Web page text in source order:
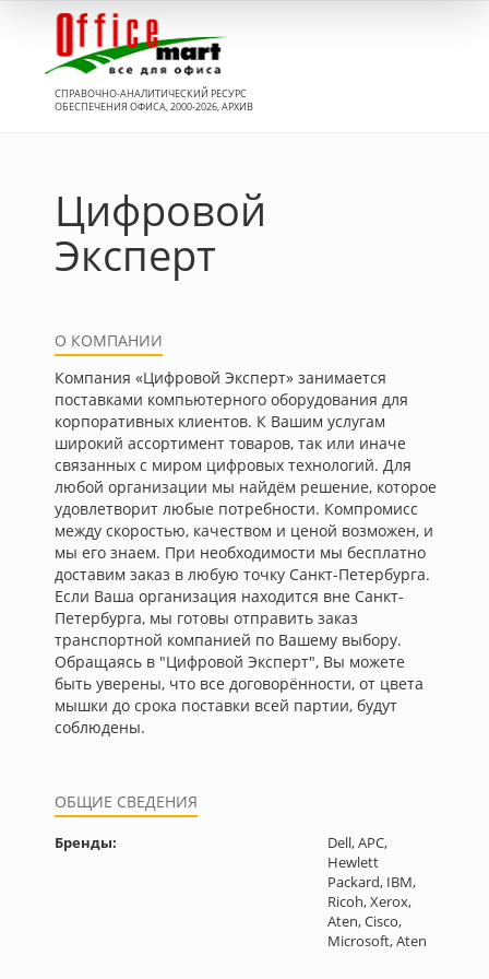
СПРАВОЧНО-АНАЛИТИЧЕСКИЙ РЕСУРС
ОБЕСПЕЧЕНИЯ ОФИСА, 2000-2026, АРХИВ
Цифровой
Эксперт
О КОМПАНИИ
Компания «Цифровой Эксперт» занимается
поставками компьютерного оборудования для
корпоративных клиентов. К Вашим услугам
широкий ассортимент товаров, так или иначе
связанных с миром цифровых технологий. Для
любой организации мы найдём решение, которое
удовлетворит любые потребности. Компромисс
между скоростью, качеством и ценой возможен, и
мы его знаем. При необходимости мы бесплатно
доставим заказ в любую точку Санкт-Петербурга.
Если Ваша организация находится вне Санкт-
Петербурга, мы готовы отправить заказ
транспортной компанией по Вашему выбору.
Обращаясь в "Цифровой Эксперт", Вы можете
быть уверены, что все договорённости, от цвета
мышки до срока поставки всей партии, будут
соблюдены.
ОБЩИЕ СВЕДЕНИЯ
Бренды:
Dell, APC,
Hewlett
Packard, IBM,
Ricoh, Xerox,
Aten, Cisco,
Microsoft, Aten